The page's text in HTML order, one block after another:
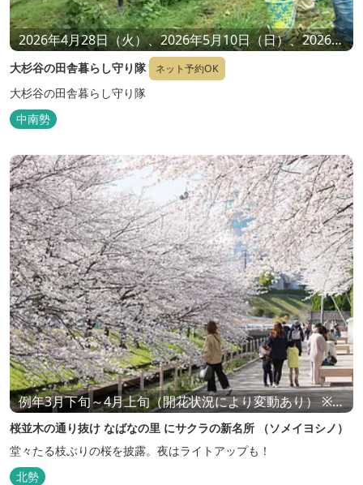
2026年4月28日（火）、2026年5月10日（日）、2026年
10月20日（火）、2026年8月31日（月）、2026年11月
10日（火）
大杉谷の田舎暮らし守り隊 ネット予約OK
大杉谷の田舎暮らし守り隊
中南勢
例年3月下旬～4月上旬（開花状況により変動あり） ※通
常時は公開しておりません。桜並木の公開の時期や時間
は、開花状況や曜日により日時が変動します。必ずご来
場前に公式WEBページでご確認ください
桜並木の通り抜け なばなの里 にサクラの新名所 （ソメイヨシノ）
堂々たる枝ぶりの桜を披露。夜はライトアップも！
北勢